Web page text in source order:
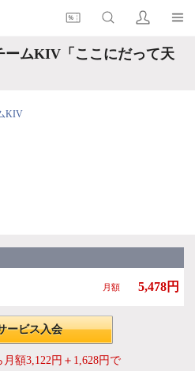
ームKIV「ここにだって天
KIV
月額 5,478円
ービス入会
月額3,122円＋1,628円で